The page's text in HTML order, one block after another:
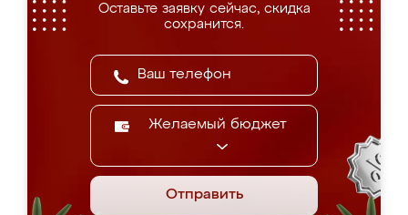
Оставьте заявку сейчас, скидка
сохранится.
Желаемый бюджет
Отправить